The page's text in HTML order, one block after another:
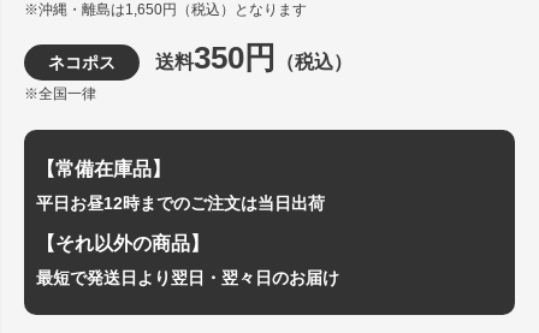
※沖縄・離島は1,650円（税込）となります
ネコポス 送料350円 （税込）
※全国一律
【常備在庫品】
平日お昼12時までのご注文は当日出荷
【それ以外の商品】
最短で発送日より翌日・翌々日のお届け